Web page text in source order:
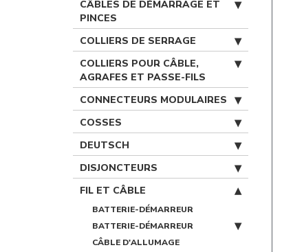
CÂBLES DE DÉMARRAGE ET
PINCES
COLLIERS DE SERRAGE
COLLIERS POUR CÂBLE,
AGRAFES ET PASSE-FILS
CONNECTEURS MODULAIRES
COSSES
DEUTSCH
DISJONCTEURS
FIL ET CÂBLE
BATTERIE-DÉMARREUR
BATTERIE-DÉMARREUR
CÂBLE D'ALLUMAGE